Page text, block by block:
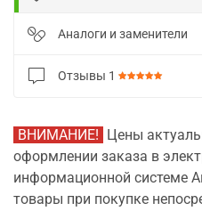
Аналоги и заменители
Отзывы 1
ВНИМАНИЕ! Цены
оформлении заказа в
информационной системе
товары при покупке